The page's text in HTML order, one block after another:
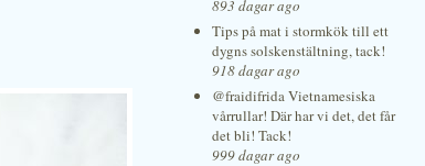
893 dagar ago
Tips på mat i stormkök till ett
dygns solskenstältning, tack!
918 dagar ago
@fraidifrida Vietnamesiska
vårrullar! Där har vi det, det får
det bli! Tack!
999 dagar ago